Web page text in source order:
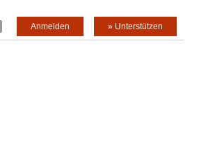
» Unterstützen
Anmelden